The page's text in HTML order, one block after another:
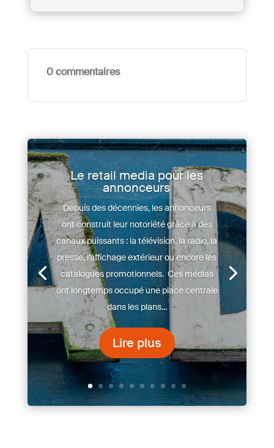
0 commentaires
Le retail media pour les
annonceurs
Depuis des décennies, les annonceurs
ont construit leur notoriété grâce à des
canaux puissants : la télévision, la radio, la
presse, l’affichage extérieur ou encore les
catalogues promotionnels. Ces médias
ont longtemps occupé une place centrale
dans les plans...
Lire plus